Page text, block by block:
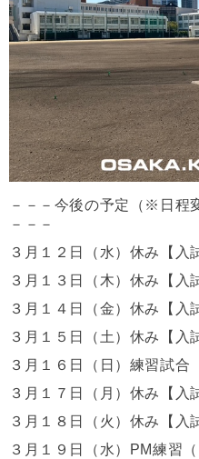
－－－今後の予定（※日程
－－－
３月１２ 日（水）休み【入
３月１３日（木）休み
【入
３月１４ 日（金） 休み【入
３月１５日（土）休み
【入
３ 月１６日（日）練習試合
３月１７日（月）休み
【入
３月１８日（火）休み
【入
３月１９ 日（水）
PM練習